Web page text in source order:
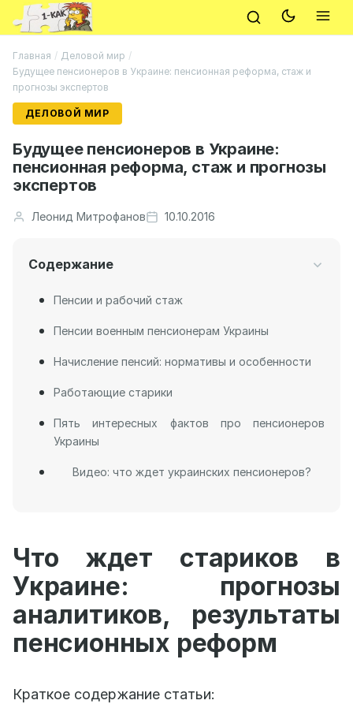
Главная / Деловой мир /
Будущее пенсионеров в Украине: пенсионная реформа, стаж и
прогнозы экспертов
ДЕЛОВОЙ МИР
Будущее пенсионеров в Украине:
пенсионная реформа, стаж и прогнозы
экспертов
Леонид Митрофанов 10.10.2016
Содержание
Пенсии и рабочий стаж
Пенсии военным пенсионерам Украины
Начисление пенсий: нормативы и особенности
Работающие старики
Пять интересных фактов про пенсионеров
Украины
Видео: что ждет украинских пенсионеров?
Что ждет стариков в
Украине: прогнозы
аналитиков, результаты
пенсионных реформ
Краткое содержание статьи: